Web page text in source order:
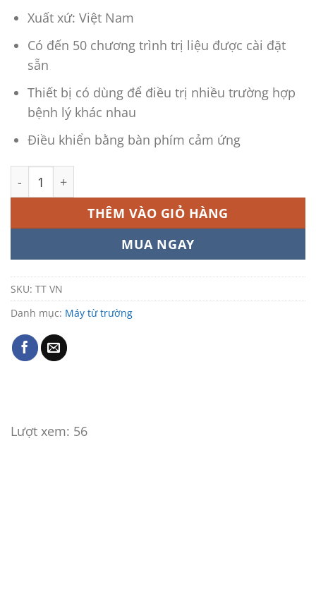
Xuất xứ: Việt Nam
Có đến 50 chương trình trị liệu được cài đặt
sẵn
Thiết bị có dùng để điều trị nhiều trường hợp
bệnh lý khác nhau
Điều khiển bằng bàn phím cảm ứng
Máy từ trường Việt Nam số lượng
THÊM VÀO GIỎ HÀNG
MUA NGAY
SKU: TT VN
Danh mục: Máy từ trường
Lượt xem: 56